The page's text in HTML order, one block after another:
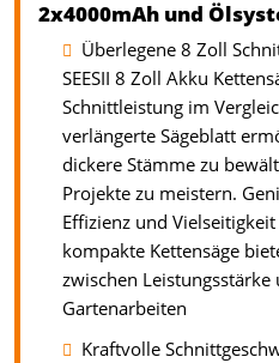
2x4000mAh und
Überlegene 8 Zoll
SEESII 8 Zoll Akku
Schnittleistung im
verlängerte Sägeblatt
dickere Stämme zu
Projekte zu meistern.
Effizienz und
kompakte Kettensäge
zwischen
Gartenarbeiten
Kraftvolle